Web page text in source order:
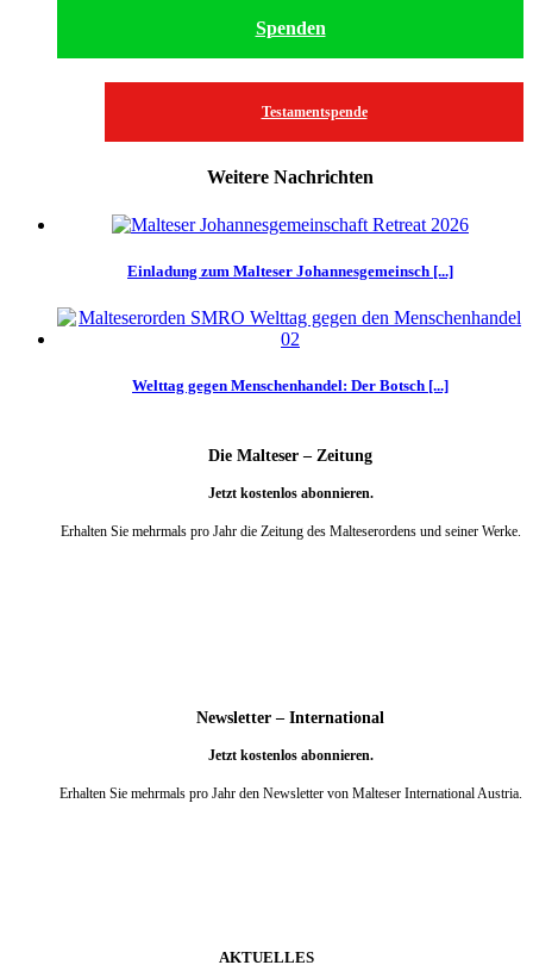
Spenden
Testamentspende
Weitere Nachrichten
Einladung zum Malteser Johannesgemeinsch [...]
Welttag gegen Menschenhandel: Der Botsch [...]
Die Malteser – Zeitung
Jetzt kostenlos abonnieren.
Erhalten Sie mehrmals pro Jahr die Zeitung des Malteserordens und seiner Werke.
Newsletter – International
Jetzt kostenlos abonnieren.
Erhalten Sie mehrmals pro Jahr den Newsletter von Malteser International Austria.
AKTUELLES